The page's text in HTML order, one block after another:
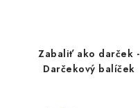
Zabaliť ako darček -
Darčekový balíček